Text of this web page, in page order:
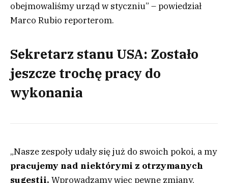
obejmowaliśmy urząd w styczniu” – powiedział
Marco Rubio reporterom.
Sekretarz stanu USA: Zostało
jeszcze trochę pracy do
wykonania
„Nasze zespoły udały się już do swoich pokoi, a my
pracujemy nad niektórymi z otrzymanych
sugestii. Wprowadzamy więc pewne zmiany,